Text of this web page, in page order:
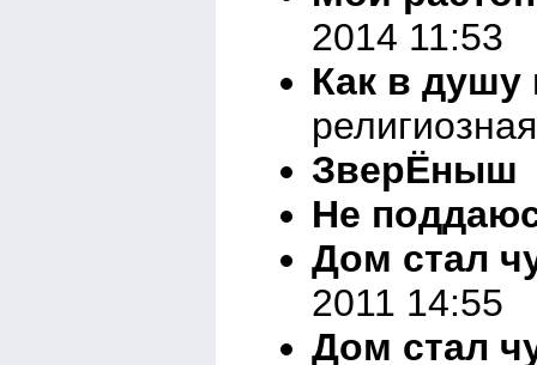
2014 11:53
Как в душу
ЗверЁныш
Не
Дом стал
2011 14:55
Дом стал